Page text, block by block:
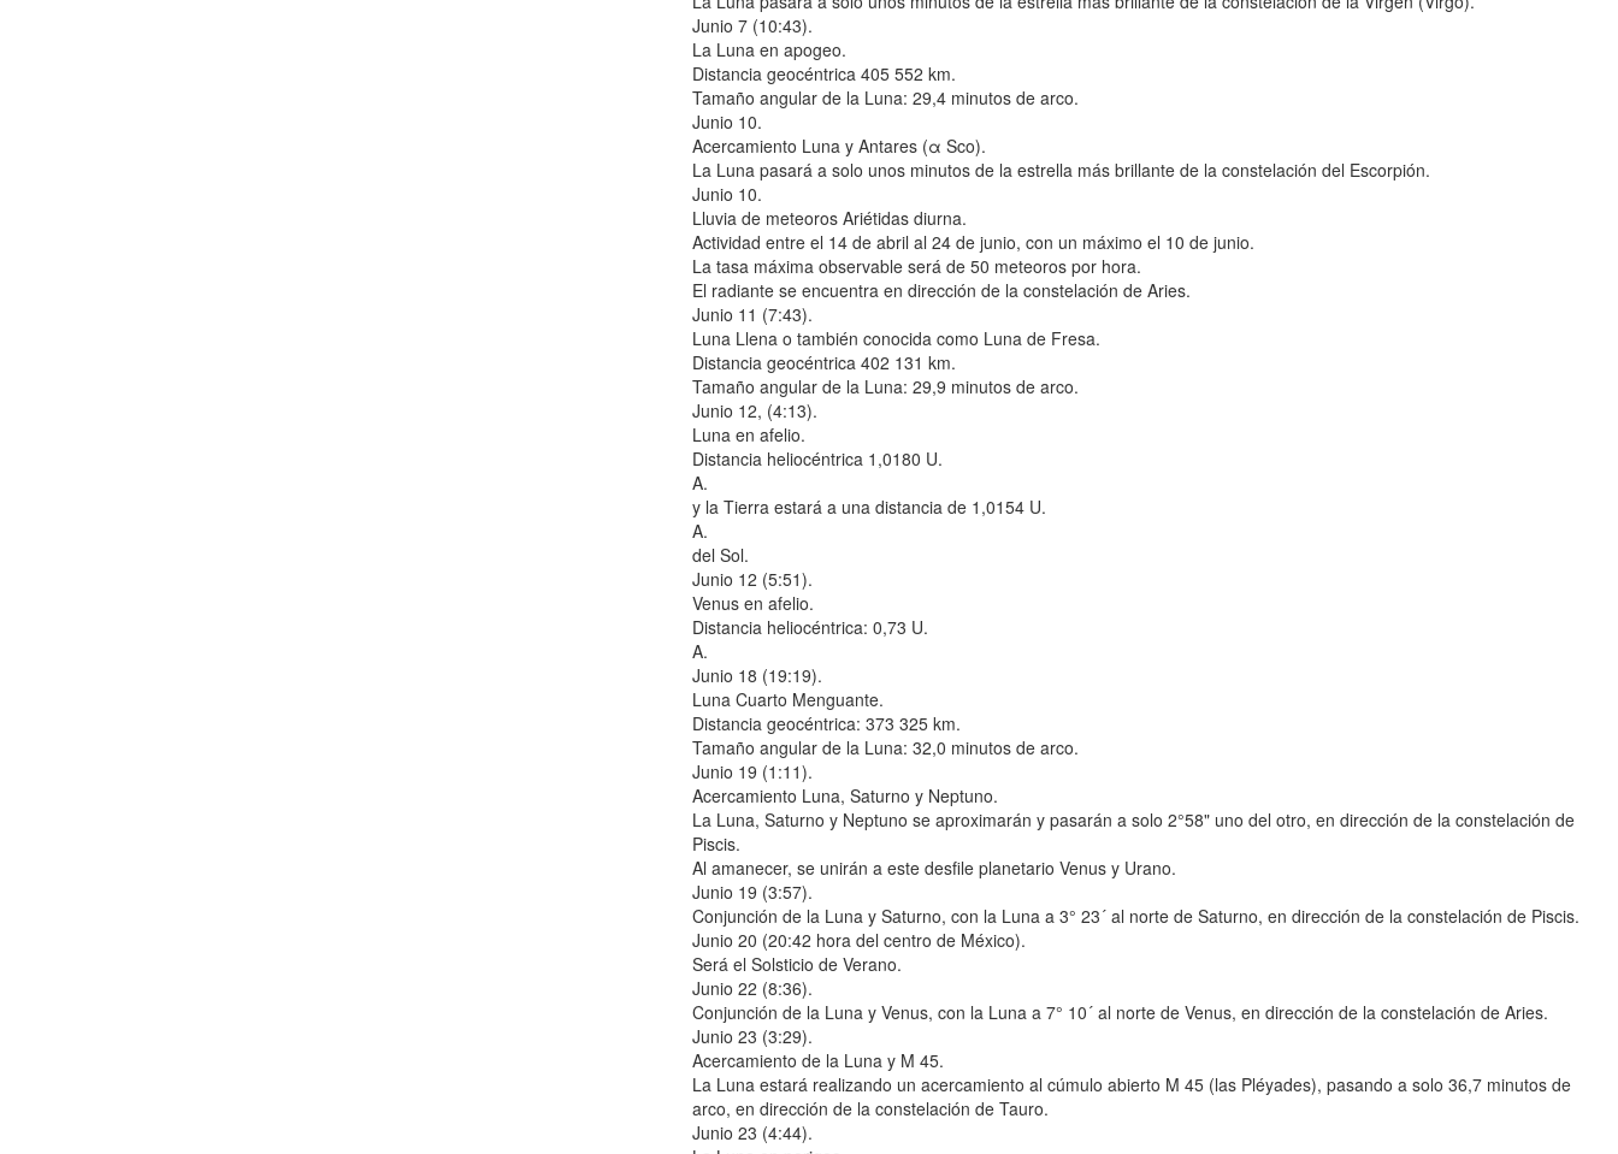
Junio 7 (10:43).
La Luna en apogeo.
Distancia geocéntrica 405 552 km.
Tamaño angular de la Luna: 29,4 minutos de arco.
Junio 10.
Acercamiento Luna y Antares (α Sco).
La Luna pasará a solo unos minutos de la estrella más brillante de la constelación del Escorpión.
Junio 10.
Lluvia de meteoros Ariétidas diurna.
Actividad entre el 14 de abril al 24 de junio, con un máximo el 10 de junio.
La tasa máxima observable será de 50 meteoros por hora.
El radiante se encuentra en dirección de la constelación de Aries.
Junio 11 (7:43).
Luna Llena o también conocida como Luna de Fresa.
Distancia geocéntrica 402 131 km.
Tamaño angular de la Luna: 29,9 minutos de arco.
Junio 12, (4:13).
Luna en afelio.
Distancia heliocéntrica 1,0180 U.
A.
y la Tierra estará a una distancia de 1,0154 U.
A.
del Sol.
Junio 12 (5:51).
Venus en afelio.
Distancia heliocéntrica: 0,73 U.
A.
Junio 18 (19:19).
Luna Cuarto Menguante.
Distancia geocéntrica: 373 325 km.
Tamaño angular de la Luna: 32,0 minutos de arco.
Junio 19 (1:11).
Acercamiento Luna, Saturno y Neptuno.
La Luna, Saturno y Neptuno se aproximarán y pasarán a solo 2°58" uno del otro, en dirección de la constelación de
Piscis.
Al amanecer, se unirán a este desfile planetario Venus y Urano.
Junio 19 (3:57).
Conjunción de la Luna y Saturno, con la Luna a 3° 23´ al norte de Saturno, en dirección de la constelación de Piscis.
Junio 20 (20:42 hora del centro de México).
Será el Solsticio de Verano.
Junio 22 (8:36).
Conjunción de la Luna y Venus, con la Luna a 7° 10´ al norte de Venus, en dirección de la constelación de Aries.
Junio 23 (3:29).
Acercamiento de la Luna y M 45.
La Luna estará realizando un acercamiento al cúmulo abierto M 45 (las Pléyades), pasando a solo 36,7 minutos de
arco, en dirección de la constelación de Tauro.
Junio 23 (4:44).